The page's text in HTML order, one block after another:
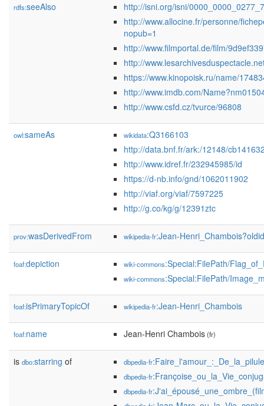
rdfs:seeAlso
http://isni.org/isni/
http://www.allocine.fr/personne/
nopub=1
http://www.filmportal.de/film/
http://
https://www.kinopoisk.ru/name/
http://www.imdb.com/
http://www.csfd.cz/tvurce/96808
owl:sameAs wikidata:Q3166103
http://data.bnf.fr/ark:/12148/
http://www.idref.fr/232945985/id
https://d-nb.info/gnd/1062011902
http://viaf.org/viaf/7597225
http://g.co/kg/g/12391ztc
prov:wasDerivedFrom wikipedia-fr:Jean-
foaf:depiction wiki-commons:Special:FilePath/
wiki-commons:Special:FilePath/
foaf:isPrimaryTopicOf wikipedia-fr:Jean-Henri_Chambois
foaf:name Jean-Henri Chambois(fr)
is dbo:starring of dbpedia-fr
dbpedia-fr
dbpedia-fr